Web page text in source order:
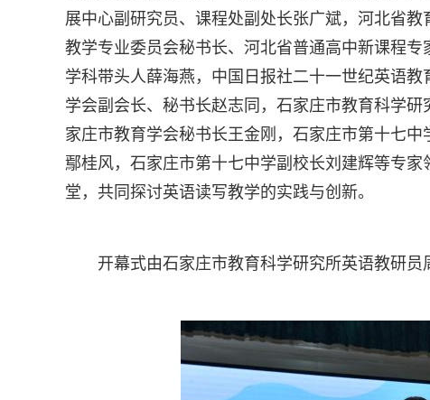
展中心副研究员、课程处副处长张广斌，河北省
教学专业委员会秘书长、河北省普通高中新课程
学科带头人薛海燕，中国日报社二十一世纪英语
学会副会长、秘书长赵志同，石家庄市教育科学
家庄市教育学会秘书长王金刚，石家庄市第十七
鄢桂风，石家庄市第十七中学副校长刘建辉等专
堂，共同探讨英语读写教学的实践与创新。
开幕式由石家庄市教育科学研究所英语教研员